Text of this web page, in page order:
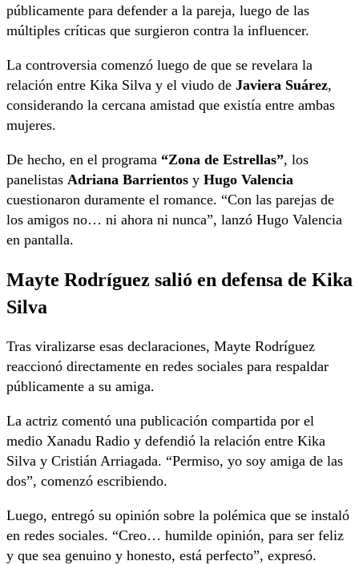
públicamente para defender a la pareja, luego de las
múltiples críticas que surgieron contra la influencer.
La controversia comenzó luego de que se revelara la
relación entre Kika Silva y el viudo de Javiera Suárez,
considerando la cercana amistad que existía entre ambas
mujeres.
De hecho, en el programa “Zona de Estrellas”, los
panelistas Adriana Barrientos y Hugo Valencia
cuestionaron duramente el romance. “Con las parejas de
los amigos no… ni ahora ni nunca”, lanzó Hugo Valencia
en pantalla.
Mayte Rodríguez salió en defensa de Kika
Silva
Tras viralizarse esas declaraciones, Mayte Rodríguez
reaccionó directamente en redes sociales para respaldar
públicamente a su amiga.
La actriz comentó una publicación compartida por el
medio Xanadu Radio y defendió la relación entre Kika
Silva y Cristián Arriagada. “Permiso, yo soy amiga de las
dos”, comenzó escribiendo.
Luego, entregó su opinión sobre la polémica que se instaló
en redes sociales. “Creo… humilde opinión, para ser feliz
y que sea genuino y honesto, está perfecto”, expresó.